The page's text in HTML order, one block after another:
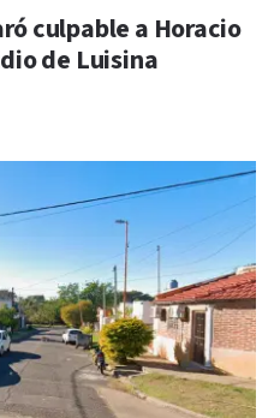
culpable a Horacio
de Luisina